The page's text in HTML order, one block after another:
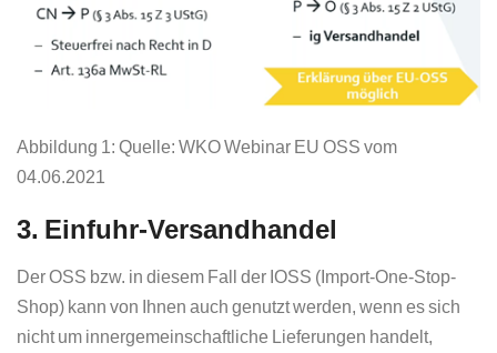
Abbildung 1: Quelle: WKO Webinar EU OSS vom
04.06.2021
3. Einfuhr-Versandhandel
Der OSS bzw. in diesem Fall der IOSS (Import-One-Stop-
Shop) kann von Ihnen auch genutzt werden, wenn es sich
nicht um innergemeinschaftliche Lieferungen handelt,